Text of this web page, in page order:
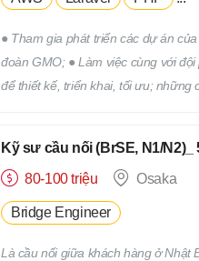
● Tham gia phát triển các dự án
đoàn GMO; ● Làm việc cùng với
để thiết kế, triển khai, tối ưu; những
Kỹ sư cầu nối (BrSE, N1/N2)_
80-100 triệu
Osaka
Bridge Engineer
Là cầu nối giữa khách hàng ở Nhật